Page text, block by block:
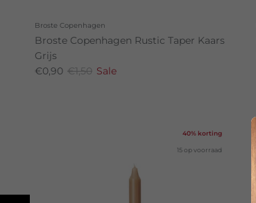
Broste Copenhagen
Broste Copenhagen Rustic Taper Kaars
Grijs
€0,90 €1,50 Sale
40% korting
15 op voorraad